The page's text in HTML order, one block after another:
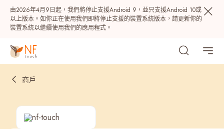
由2026年4月9日起，我們將停止支援Android 9，並只支援Android 10或
以上版本。如你正在使用我們即將停止支援的裝置系統版本，請更新你的
裝置系統以繼續使用我們的應用程式。
商戶